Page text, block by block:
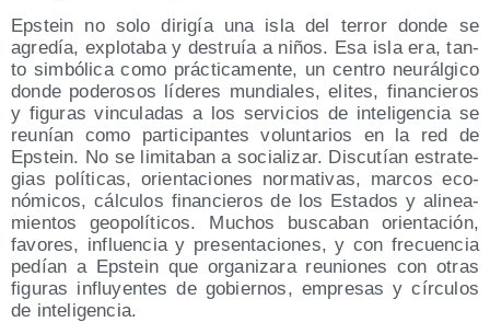
Eps­tein no solo diri­gía una isla del terror don­de se
agre­día, explo­ta­ba y des­truía a niños. Esa isla era, tan­
to sim­bó­li­ca como prác­ti­ca­men­te, un cen­tro neu­rál­gi­co
don­de pode­ro­sos líde­res mun­dia­les, eli­tes, finan­cie­ros
y figu­ras vin­cu­la­das a los ser­vi­cios de inte­li­gen­cia se
reu­nían como par­ti­ci­pan­tes volun­ta­rios en la red de
Eps­tein. No se limi­ta­ban a socia­li­zar. Dis­cu­tían estra­te­
gias polí­ti­cas, orien­ta­cio­nes nor­ma­ti­vas, mar­cos eco­
nó­mi­cos, cálcu­los finan­cie­ros de los Esta­dos y ali­nea­
mien­tos geo­po­lí­ti­cos. Muchos bus­ca­ban orien­ta­ción,
favo­res, influen­cia y pre­sen­ta­cio­nes, y con fre­cuen­cia
pedían a Eps­tein que orga­ni­za­ra reunio­nes con otras
figu­ras influ­yen­tes de gobier­nos, empre­sas y círcu­los
de inteligencia.